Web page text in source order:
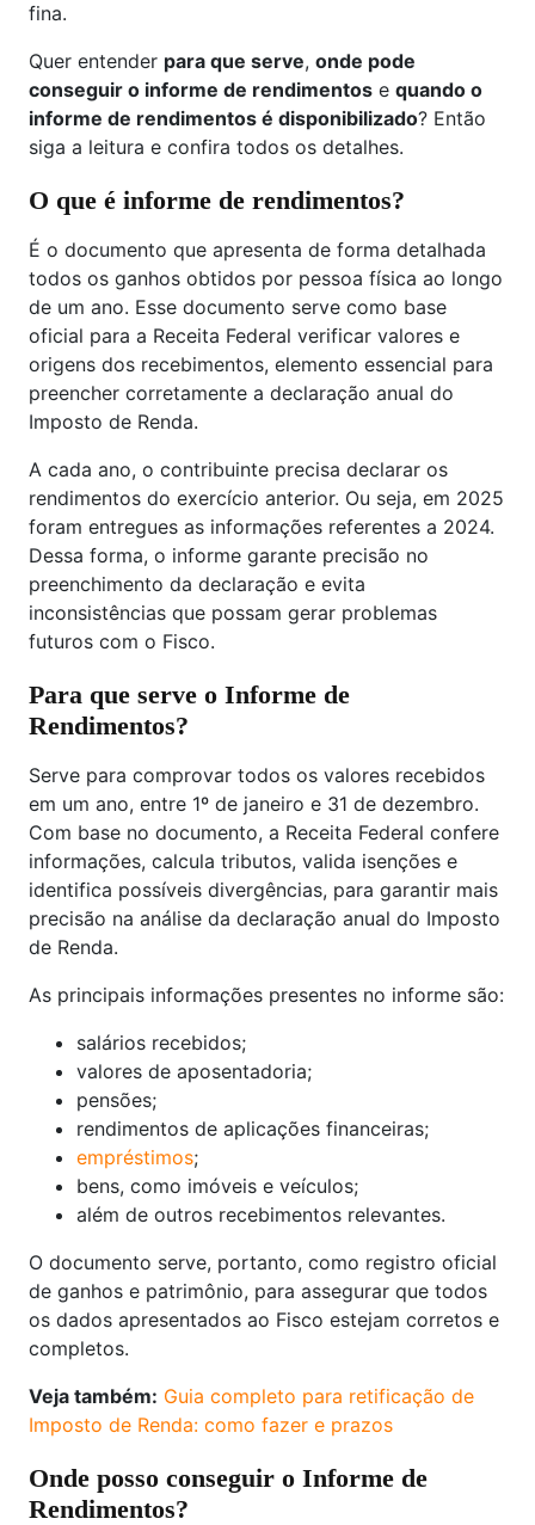
fina.
Quer entender para que serve, onde pode
conseguir o informe de rendimentos e quando o
informe de rendimentos é disponibilizado? Então
siga a leitura e confira todos os detalhes.
O que é informe de rendimentos?
É o documento que apresenta de forma detalhada
todos os ganhos obtidos por pessoa física ao longo
de um ano. Esse documento serve como base
oficial para a Receita Federal verificar valores e
origens dos recebimentos, elemento essencial para
preencher corretamente a declaração anual do
Imposto de Renda.
A cada ano, o contribuinte precisa declarar os
rendimentos do exercício anterior. Ou seja, em 2025
foram entregues as informações referentes a 2024.
Dessa forma, o informe garante precisão no
preenchimento da declaração e evita
inconsistências que possam gerar problemas
futuros com o Fisco.
Para que serve o Informe de
Rendimentos?
Serve para comprovar todos os valores recebidos
em um ano, entre 1º de janeiro e 31 de dezembro.
Com base no documento, a Receita Federal confere
informações, calcula tributos, valida isenções e
identifica possíveis divergências, para garantir mais
precisão na análise da declaração anual do Imposto
de Renda.
As principais informações presentes no informe são:
salários recebidos;
valores de aposentadoria;
pensões;
rendimentos de aplicações financeiras;
empréstimos;
bens, como imóveis e veículos;
além de outros recebimentos relevantes.
O documento serve, portanto, como registro oficial
de ganhos e patrimônio, para assegurar que todos
os dados apresentados ao Fisco estejam corretos e
completos.
Veja também: Guia completo para retificação de
Imposto de Renda: como fazer e prazos
Onde posso conseguir o Informe de
Rendimentos?